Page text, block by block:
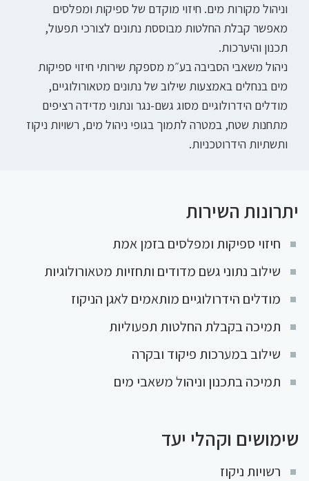
וניהול מקורות מים. חיזוי מוקדם של ספיקות ומפלסים
מאפשר קבלת החלטות מבוססת נתונים לצורכי תפעול,
תכנון והיערכות.
ניהול משאבי הסביבה בע״מ מספקת שירותי חיזוי ספיקות
מים בנחלים באמצעות שילוב של נתונים מטאורולוגיים,
מודלים הידרולוגיים מסוג גשם-נגר ונתוני מדידה רציפים
מתחנות שטח, במטרה לתמוך בגופי ניהול מים, רשויות ניקוז
ותשתיות הידרוטכניות.
יתרונות השירות
חיזוי ספיקות ומפלסים בזמן אמת
שילוב נתוני גשם מדודים ותחזיות מטאורולוגיות
מודלים הידרולוגיים מותאמים לאגן הניקוז
תמיכה בקבלת החלטות תפעוליות
שילוב במערכות פיקוד ובקרה
תמיכה בתכנון וניהול משאבי מים
שימושים וקהלי יעד
רשויות ניקוז